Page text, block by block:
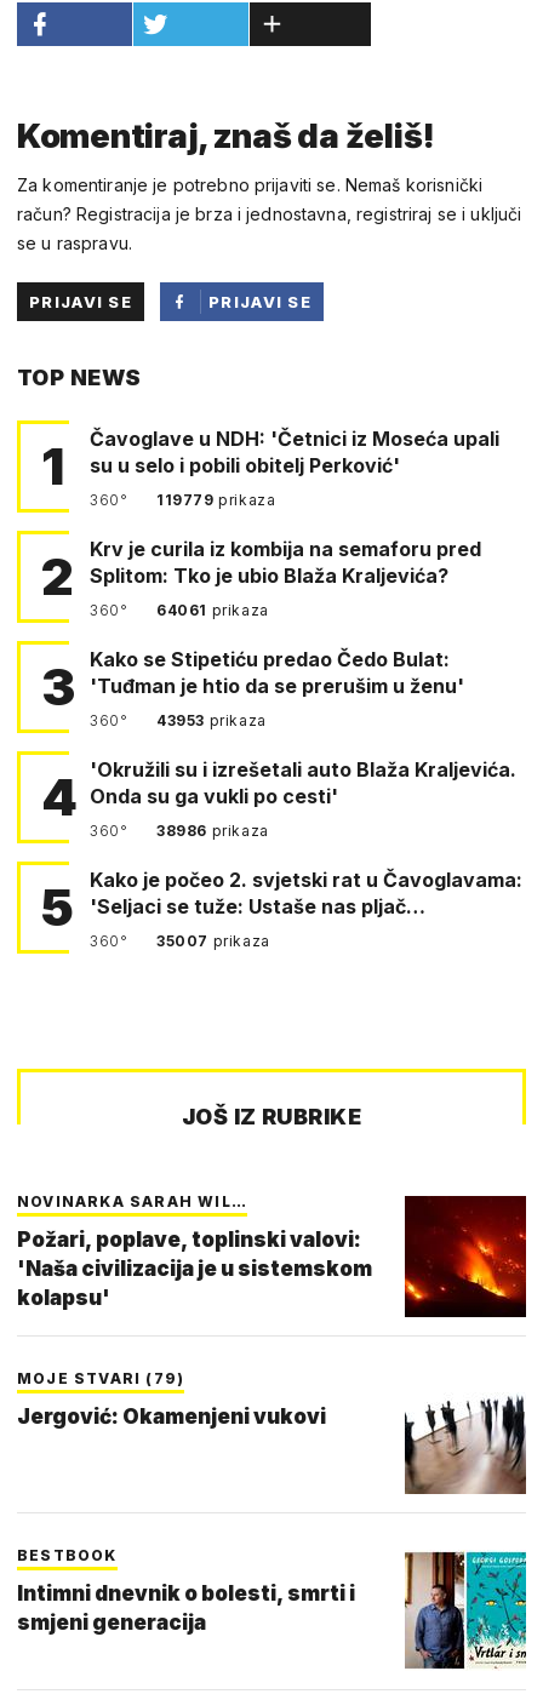
Komentiraj, znaš da želiš!
Za komentiranje je potrebno prijaviti se. Nemaš korisnički
račun? Registracija je brza i jednostavna, registriraj se i uključi
se u raspravu.
PRIJAVI SE
PRIJAVI SE
TOP NEWS
1
Čavoglave u NDH: 'Četnici iz Moseća upali
su u selo i pobili obitelj Perković'
360° 119779prikaza
2
Krv je curila iz kombija na semaforu pred
Splitom: Tko je ubio Blaža Kraljevića?
360° 64061 prikaza
3
Kako se Stipetiću predao Čedo Bulat:
'Tuđman je htio da se prerušim u ženu'
360° 43953 prikaza
4
'Okružili su i izrešetali auto Blaža Kraljevića.
Onda su ga vukli po cesti'
360° 38986 prikaza
5
Kako je počeo 2. svjetski rat u Čavoglavama:
'Seljaci se tuže: Ustaše nas pljač…
360° 35007 prikaza
JOŠ IZ RUBRIKE
NOVINARKA SARAH WIL…
Požari, poplave, toplinski valovi:
'Naša civilizacija je u sistemskom
kolapsu'
MOJE STVARI (79)
Jergović: Okamenjeni vukovi
BESTBOOK
Intimni dnevnik o bolesti, smrti i
smjeni generacija